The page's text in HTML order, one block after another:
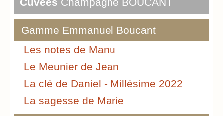
Cuvées Champagne BOUCANT
Gamme Emmanuel Boucant
Les notes de Manu
Le Meunier de Jean
La clé de Daniel - Millésime 2022
La sagesse de Marie